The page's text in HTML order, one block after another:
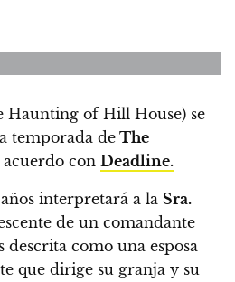
Haunting of Hill House) se
temporada de The
acuerdo con Deadline.
interpretará a la Sra.
de un comandante
como una esposa
que dirige su granja y su